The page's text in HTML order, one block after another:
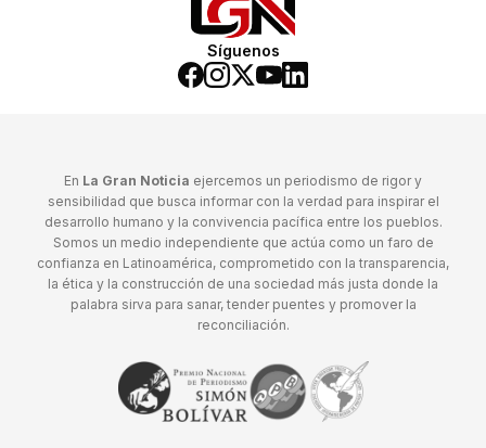
Síguenos
En La Gran Noticia ejercemos un periodismo de rigor y
sensibilidad que busca informar con la verdad para inspirar el
desarrollo humano y la convivencia pacífica entre los pueblos.
Somos un medio independiente que actúa como un faro de
confianza en Latinoamérica, comprometido con la transparencia,
la ética y la construcción de una sociedad más justa donde la
palabra sirva para sanar, tender puentes y promover la
reconciliación.